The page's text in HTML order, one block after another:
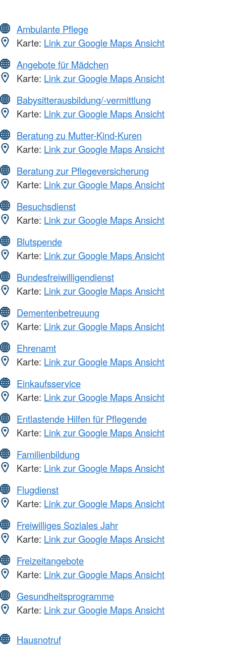
Ambulante Pflege
Karte: Link zur Google Maps Ansicht
Angebote für Mädchen
Karte: Link zur Google Maps Ansicht
Babysitterausbildung/-vermittlung
Karte: Link zur Google Maps Ansicht
Beratung zu Mutter-Kind-Kuren
Karte: Link zur Google Maps Ansicht
Beratung zur Pflegeversicherung
Karte: Link zur Google Maps Ansicht
Besuchsdienst
Karte: Link zur Google Maps Ansicht
Blutspende
Karte: Link zur Google Maps Ansicht
Bundesfreiwilligendienst
Karte: Link zur Google Maps Ansicht
Dementenbetreuung
Karte: Link zur Google Maps Ansicht
Ehrenamt
Karte: Link zur Google Maps Ansicht
Einkaufsservice
Karte: Link zur Google Maps Ansicht
Entlastende Hilfen für Pflegende
Karte: Link zur Google Maps Ansicht
Familienbildung
Karte: Link zur Google Maps Ansicht
Flugdienst
Karte: Link zur Google Maps Ansicht
Freiwilliges Soziales Jahr
Karte: Link zur Google Maps Ansicht
Freizeitangebote
Karte: Link zur Google Maps Ansicht
Gesundheitsprogramme
Karte: Link zur Google Maps Ansicht
Hausnotruf